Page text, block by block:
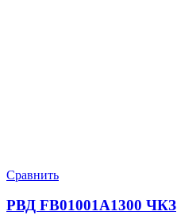
Сравнить
РВД FB01001A1300 ЧКЗ